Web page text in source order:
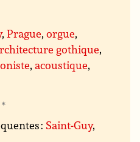
,Prague,orgue,
gothique,
,acoustique,
: Saint-Guy,